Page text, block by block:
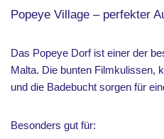
Popeye Village – perfekter
Das Popeye Dorf ist einer der
Malta. Die bunten Filmkulissen,
und die Badebucht sorgen für
Besonders gut für: